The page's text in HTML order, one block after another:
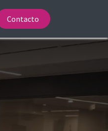
Contacto